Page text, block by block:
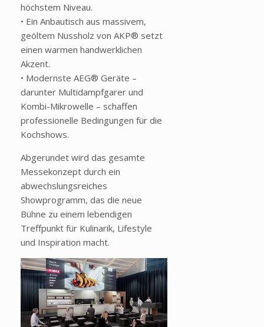
höchstem Niveau.
• Ein Anbautisch aus massivem,
geöltem Nussholz von AKP® setzt
einen warmen handwerklichen
Akzent.
• Modernste AEG® Geräte –
darunter Multidampfgarer und
Kombi-Mikrowelle – schaffen
professionelle Bedingungen für die
Kochshows.
Abgerundet wird das gesamte
Messekonzept durch ein
abwechslungsreiches
Showprogramm, das die neue
Bühne zu einem lebendigen
Treffpunkt für Kulinarik, Lifestyle
und Inspiration macht.